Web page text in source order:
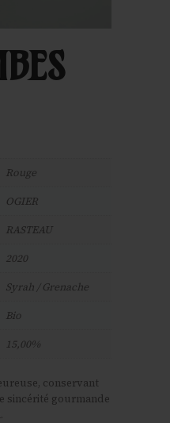
Rouge
OGIER
RASTEAU
2020
Syrah / Grenache
Bio
15,00%
conservant
sincérité gourmande